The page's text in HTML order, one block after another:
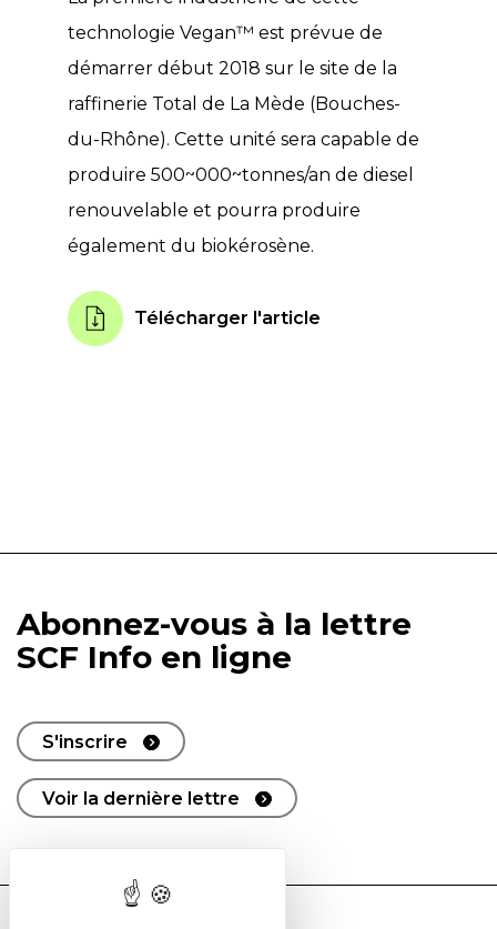
technologie Vegan™ est prévue de
démarrer début 2018 sur le site de la
raffinerie Total de La Mède (Bouches-
du-Rhône). Cette unité sera capable de
produire 500~000~tonnes/an de diesel
renouvelable et pourra produire
également du biokérosène.
Télécharger l'article
Abonnez-vous à la lettre
SCF Info en ligne
S'inscrire
Voir la dernière lettre